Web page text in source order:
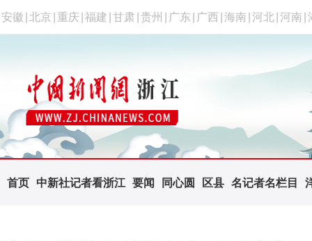
安徽 北京 重庆 福建 甘肃 贵州 广东 广西 海南 河北 河南
首页 中新社记者看浙江 要闻 同心圆 区县 名记者名栏目